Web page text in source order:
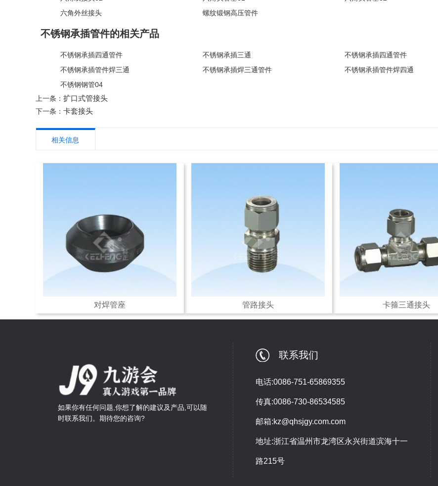
六角外丝接头
螺纹锻钢高压管件
不锈钢承插管件的相关产品
不锈钢承插四通管件 不锈钢承插三通 不锈钢承插四通管件
不锈钢承插管件焊三通
不锈钢承插焊三通管件 不锈钢承插管件焊四通
不锈钢钢管04
上一条： 扩口式管接头
下一条： 卡套接头
相关信息
对焊管座 管路接头 卡箍三通接头
如果你有任何问题,你想了解的建议及产品,可以随
时联系我们。期待您的咨询?
联系我们
电话:0086-751-65869355
传真:0086-730-86534585
邮箱:kz@qhsjgy.com.com
地址:浙江省温州市龙湾区永兴街道滨海十一
路215号